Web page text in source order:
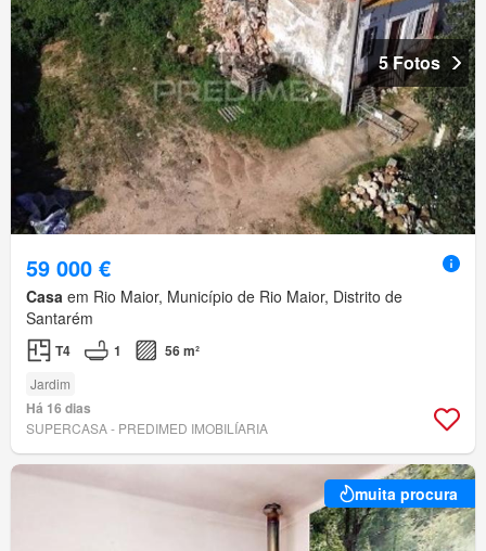
5 Fotos
59 000 €
Casa em Rio Maior, Município de Rio Maior, Distrito de
Santarém
T4 1 56 m²
Jardim
Há 16 dias
SUPERCASA - PREDIMED IMOBILÍARIA
muita procura